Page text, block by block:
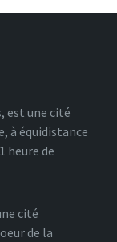
est une cité
à équidistance
heure de
cité
de la